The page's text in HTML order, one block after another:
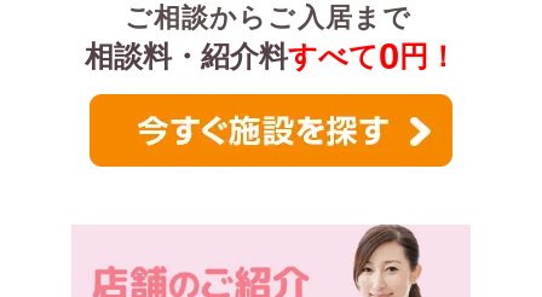
ご相談からご入居まで
相談料・紹介料すべて0 円！